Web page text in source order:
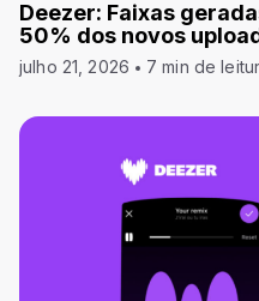
Deezer: Faixas
50% dos novos
julho 21, 2026 7 min de